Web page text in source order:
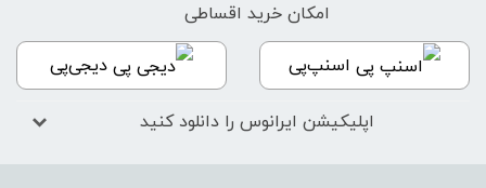
امکان خرید اقساطی
اسنپ‌پی دیجی‌پی
اپلیکیشن ایرانوس را دانلود کنید